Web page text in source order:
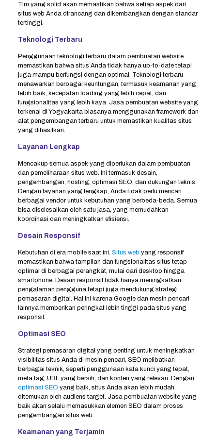
Tim yang solid akan memastikan bahwa setiap aspek dari
situs web Anda dirancang dan dikembangkan dengan standar
tertinggi.
Teknologi Terbaru
Penggunaan teknologi terbaru dalam pembuatan website
memastikan bahwa situs Anda tidak hanya up-to-date tetapi
juga mampu berfungsi dengan optimal. Teknologi terbaru
menawarkan berbagai keuntungan, termasuk keamanan yang
lebih baik, kecepatan loading yang lebih cepat, dan
fungsionalitas yang lebih kaya. Jasa pembuatan website yang
terkenal di Yogyakarta biasanya menggunakan framework dan
alat pengembangan terbaru untuk memastikan kualitas situs
yang dihasilkan.
Layanan Lengkap
Mencakup semua aspek yang diperlukan dalam pembuatan
dan pemeliharaan situs web. Ini termasuk desain,
pengembangan, hosting, optimasi SEO, dan dukungan teknis.
Dengan layanan yang lengkap, Anda tidak perlu mencari
berbagai vendor untuk kebutuhan yang berbeda-beda. Semua
bisa diselesaikan oleh satu jasa, yang memudahkan
koordinasi dan meningkatkan efisiensi.
Desain Responsif
Kebutuhan di era mobile saat ini. Situs web yang responsif
memastikan bahwa tampilan dan fungsionalitas situs tetap
optimal di berbagai perangkat, mulai dari desktop hingga
smartphone. Desain responsif tidak hanya meningkatkan
pengalaman pengguna tetapi juga mendukung strategi
pemasaran digital. Hal ini karena Google dan mesin pencari
lainnya memberikan peringkat lebih tinggi pada situs yang
responsif.
Optimasi SEO
Strategi pemasaran digital yang penting untuk meningkatkan
visibilitas situs Anda di mesin pencari. SEO melibatkan
berbagai teknik, seperti penggunaan kata kunci yang tepat,
meta tag, URL yang bersih, dan konten yang relevan. Dengan
optimasi SEO yang baik, situs Anda akan lebih mudah
ditemukan oleh audiens target. Jasa pembuatan website yang
baik akan selalu memasukkan elemen SEO dalam proses
pengembangan situs web.
Keamanan yang Terjamin